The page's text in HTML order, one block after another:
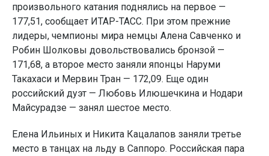
произвольного катания поднялись на первое —
177,51, сообщает ИТАР-ТАСС. При этом прежние
лидеры, чемпионы мира немцы Алена Савченко и
Робин Шолковы довольствовались бронзой —
171,68, а второе место заняли японцы Наруми
Такахаси и Мервин Тран — 172,09. Еще один
российский дуэт — Любовь Илюшечкина и Нодари
Майсурадзе — занял шестое место.
Елена Ильиных и Никита Кацалапов заняли третье
место в танцах на льду в Саппоро. Российская пара